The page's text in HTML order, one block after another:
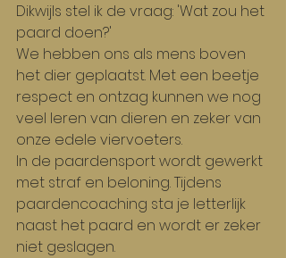
Dikwijls stel ik de vraag: 'Wat zou het
paard doen?'
We hebben ons als mens boven
het dier geplaatst. Met een beetje
respect en ontzag kunnen we nog
veel leren van dieren en zeker van
onze edele viervoeters.
In de paardensport wordt gewerkt
met straf en beloning. Tijdens
paardencoaching sta je letterlijk
naast het paard en wordt er zeker
niet geslagen.